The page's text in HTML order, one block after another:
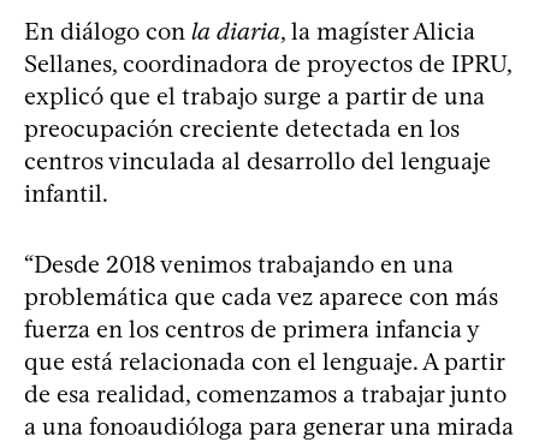
En diálogo con la diaria, la magíster Alicia
Sellanes, coordinadora de proyectos de IPRU,
explicó que el trabajo surge a partir de una
preocupación creciente detectada en los
centros vinculada al desarrollo del lenguaje
infantil.
“Desde 2018 venimos trabajando en una
problemática que cada vez aparece con más
fuerza en los centros de primera infancia y
que está relacionada con el lenguaje. A partir
de esa realidad, comenzamos a trabajar junto
a una fonoaudióloga para generar una mirada